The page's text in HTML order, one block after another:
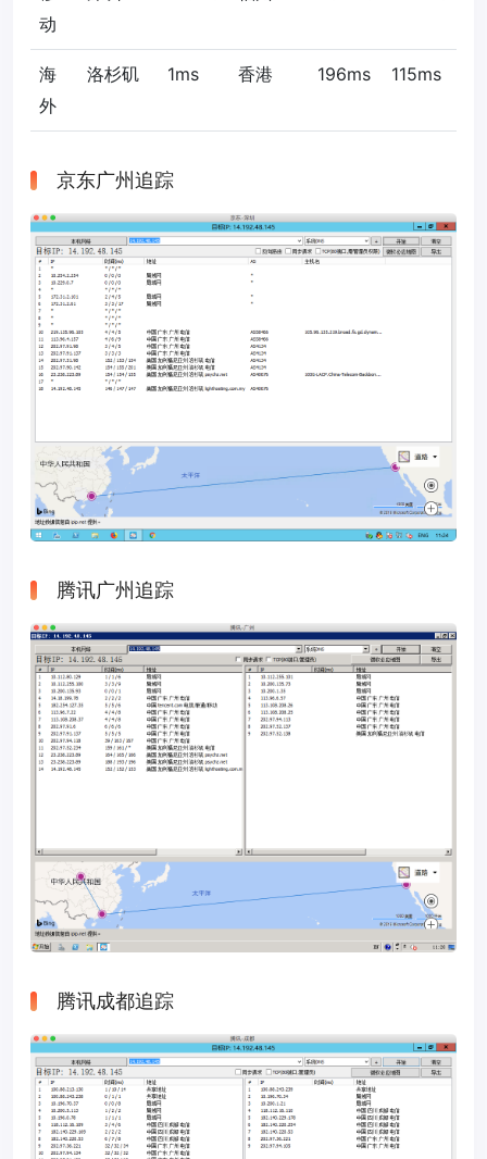
动
海
外
洛杉矶 1ms 香港 196ms 115ms
京东广州追踪
腾讯广州追踪
腾讯成都追踪